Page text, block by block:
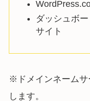
ダッシュボ
サイト
※ドメインネームサ
します。